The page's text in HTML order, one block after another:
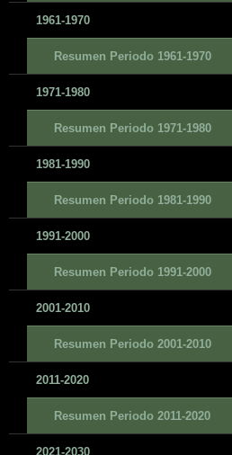
1961-1970
Resumen Periodo 1961-1970
1971-1980
Resumen Periodo 1971-1980
1981-1990
Resumen Periodo 1981-1990
1991-2000
Resumen Periodo 1991-2000
2001-2010
Resumen Periodo 2001-2010
2011-2020
Resumen Periodo 2011-2020
2021-2030